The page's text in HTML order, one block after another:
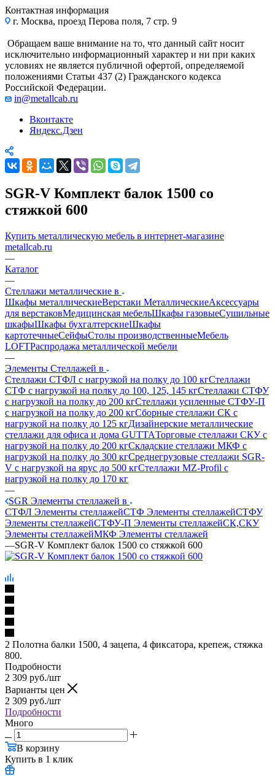
Контактная информация
г. Москва, проезд Перова поля, 7 стр. 9
Обращаем ваше внимание на то, что данный сайт носит
исключительно информационный характер и ни при каких
условиях не является публичной офертой, определяемой
положениями Статьи 437 (2) Гражданского кодекса
Российской Федерации.
in@metallcab.ru
Вконтакте
Яндекс.Дзен
SGR-V Комплект балок 1500 со
стяжкой 600
Купить металлическую мебель в интернет-магазине
metallcab.ru
—
Каталог
—
Стеллажи металлические в
Шкафы металлическиеВерстаки МеталлическиеАксессуары
для верстаковМедицинская мебельШкафы газовыеСушильные
шкафыШкафы бухгалтерскиеШкафы
картотечныеСейфыСтолы производственныеМебель
LOFTРаспродажа металлической мебели
—
Элементы Стеллажей в
Стеллажи СТФЛ с нагрузкой на полку до 100 кгСтеллажи
СТФ с нагрузкой на полку до 100, 125, 145 кгСтеллажи СТФУ
с нагрузкой на полку до 200 кгСтеллажи усиленные СТФУ-П
с нагрузкой на полку до 200 кгСборные стеллажи СК с
нагрузкой на полку до 125 кгДизайнерские металлические
стеллажи для офиса и дома GUTTAТорговые стеллажи СКУ с
нагрузкой на полку до 200 кгСкладские стеллажи МКФ с
нагрузкой на полку до 300 кгСреднегрузовые стеллажи SGR-
V с нагрузкой на ярус до 500 кгСтеллажи MZ-Profil с
нагрузкой на полку до 170 кг
—
SGR Элементы стеллажей в
СТФЛ Элементы стеллажейСТФ Элементы стеллажейСТФУ
Элементы стеллажейСТФУ-П Элементы стеллажейСК,СКУ
Элементы стеллажейМКФ Элементы стеллажей
—SGR-V Комплект балок 1500 со стяжкой 600
2 Полотна балки 1500, 4 зацепа, 4 фиксатора, крепеж, стяжка
800.
Подробности
2 309 руб./шт
Варианты цен
2 309 руб./шт
Подробности
Много
В корзину
Купить в 1 клик